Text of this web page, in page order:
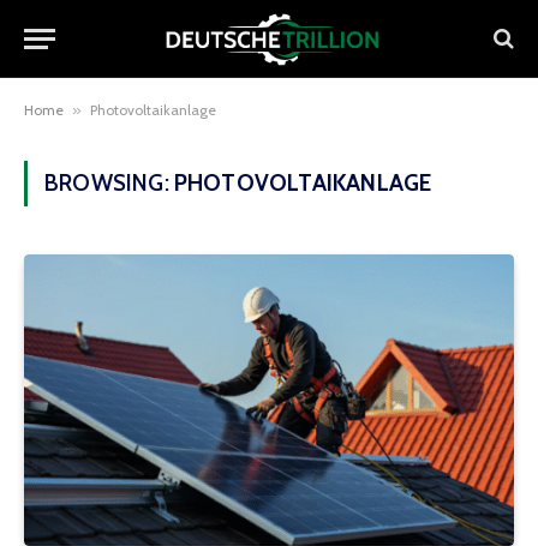
Home » Photovoltaikanlage
BROWSING: PHOTOVOLTAIKANLAGE